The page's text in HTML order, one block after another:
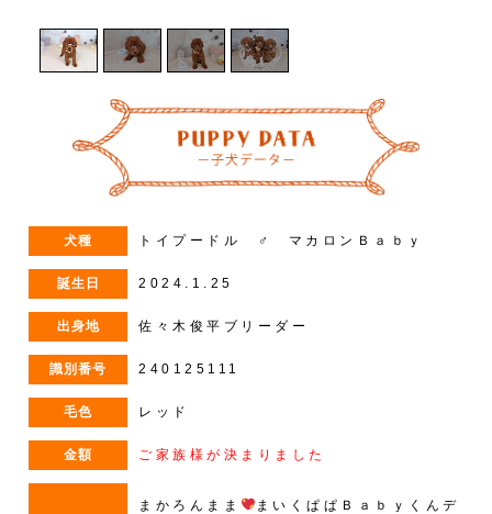
犬種 トイプードル ♂ マカロンＢａｂｙ
誕生日 2024.1.25
出身地 佐々木俊平ブリーダー
識別番号 240125111
毛色 レッド
金額 ご家族様が決まりました
まかろんまま
まいくぱぱＢａｂｙくんデ